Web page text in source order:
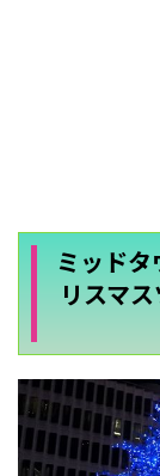
ミッド
リスマ